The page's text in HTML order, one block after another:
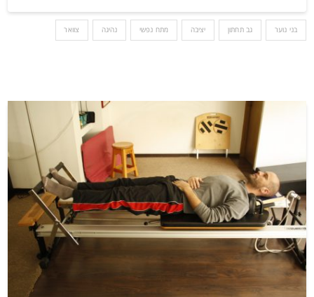
בני נוער גב תחתון יציבה מתח נפשי נהיגה צוואר